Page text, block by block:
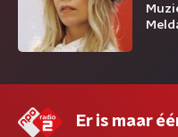
Er is maar